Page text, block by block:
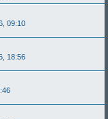
09:10
18:56